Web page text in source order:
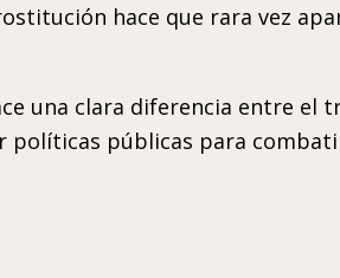
hace que rara vez
una clara diferencia entre el
públicas para